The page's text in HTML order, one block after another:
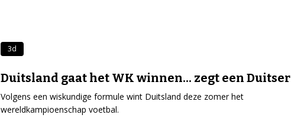
3d
Duitsland gaat het WK winnen... zegt een Duitser
Volgens een wiskundige formule wint Duitsland deze zomer het
wereldkampioenschap voetbal.